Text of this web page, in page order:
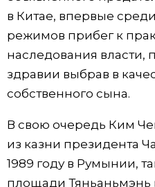
в Китае, впервые
режимов прибег к
наследования
здравии выбрав в
собственного сына.
В свою очередь Ким
из казни президента
1989 году в Румынии,
площади Тяньаньмэнь